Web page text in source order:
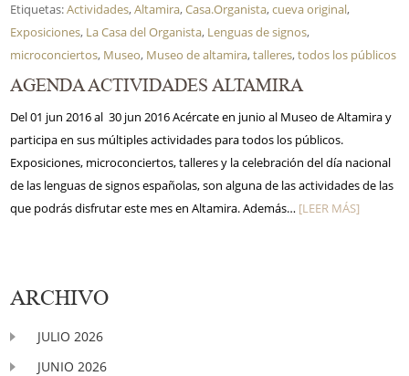
Etiquetas:Actividades,Altamira,Casa.Organista,cueva original,
Exposiciones, La Casa del Organista, Lenguas de signos,
microconciertos, Museo, Museo de altamira,talleres,todos los públicos
AGENDA ACTIVIDADES ALTAMIRA
Del 01 jun 2016 al 30 jun 2016 Acércate en junio al Museo de Altamira y
participa en sus múltiples actividades para todos los públicos.
Exposiciones, microconciertos, talleres y la celebración del día nacional
de las lenguas de signos españolas, son alguna de las actividades de las
que podrás disfrutar este mes en Altamira. Además… [LEER MÁS]
ARCHIVO
JULIO 2026
JUNIO 2026